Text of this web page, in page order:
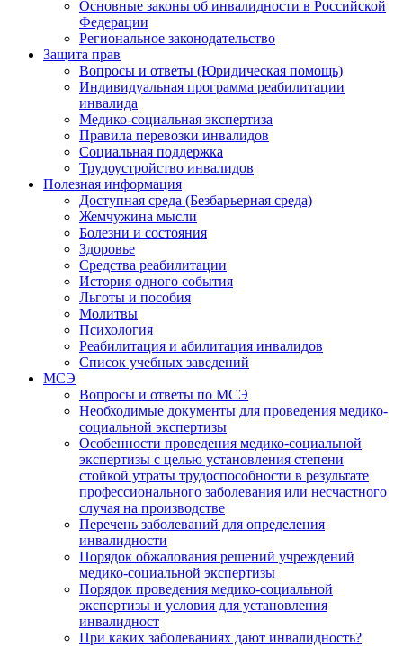
Основные законы об инвалидности в Российской
Федерации
Региональное законодательство
Защита прав
Вопросы и ответы (Юридическая помощь)
Индивидуальная программа реабилитации
инвалида
Медико-социальная экспертиза
Правила перевозки инвалидов
Социальная поддержка
Трудоустройство инвалидов
Полезная информация
Доступная среда (Безбарьерная среда)
Жемчужина мысли
Болезни и состояния
Здоровье
Средства реабилитации
История одного события
Льготы и пособия
Молитвы
Психология
Реабилитация и абилитация инвалидов
Список учебных заведений
МСЭ
Вопросы и ответы по МСЭ
Необходимые документы для проведения медико-
социальной экспертизы
Особенности проведения медико-социальной
экспертизы с целью установления степени
стойкой утраты трудоспособности в результате
профессионального заболевания или несчастного
случая на производстве
Перечень заболеваний для определения
инвалидности
Порядок обжалования решений учреждений
медико-социальной экспертизы
Порядок проведения медико-социальной
экспертизы и условия для установления
инвалидност
При каких заболеваниях дают инвалидность?